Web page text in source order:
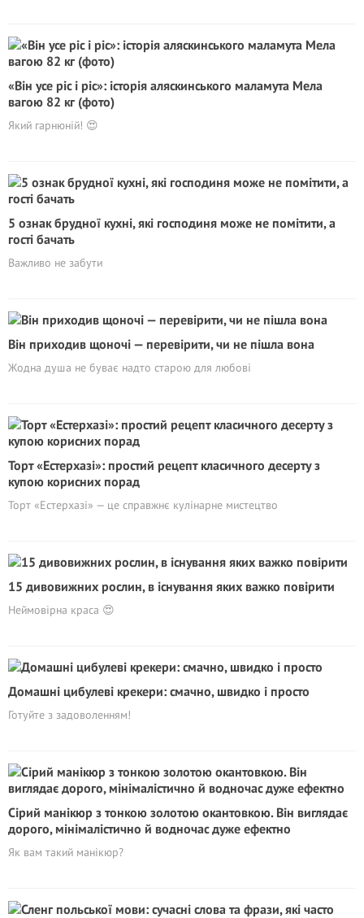
«Він усе ріс і ріс»: історія аляскинського маламута Мела
вагою 82 кг (фото)
Який гарнюній! 😍
5 ознак брудної кухні, які господиня може не помітити, а
гості бачать
Важливо не забути
Він приходив щоночі — перевірити, чи не пішла вона
Жодна душа не буває надто старою для любові
Торт «Естерхазі»: простий рецепт класичного десерту з
купою корисних порад
Торт «Естерхазі» — це справжнє кулінарне мистецтво
15 дивовижних рослин, в існування яких важко повірити
Неймовірна краса 😍
Домашні цибулеві крекери: смачно, швидко і просто
Готуйте з задоволенням!
Сірий манікюр з тонкою золотою окантовкою. Він виглядає
дорого, мінімалістично й водночас дуже ефектно
Як вам такий манікюр?